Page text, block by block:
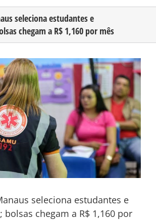
seleciona estudantes e
chegam a R$ 1,160 por mês
seleciona estudantes e
chegam a R$ 1,160 por